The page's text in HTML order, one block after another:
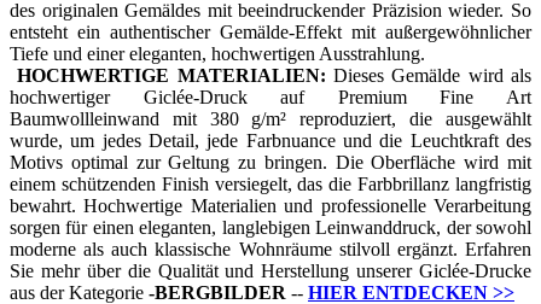
des originalen Gemäldes mit beeindruckender Präzision wieder. So
entsteht ein authentischer Gemälde-Effekt mit außergewöhnlicher
Tiefe und einer eleganten, hochwertigen Ausstrahlung.
HOCHWERTIGE MATERIALIEN: Dieses Gemälde wird als
hochwertiger Giclée-Druck auf Premium Fine Art
Baumwollleinwand mit 380 g/m² reproduziert, die ausgewählt
wurde, um jedes Detail, jede Farbnuance und die Leuchtkraft des
Motivs optimal zur Geltung zu bringen. Die Oberfläche wird mit
einem schützenden Finish versiegelt, das die Farbbrillanz langfristig
bewahrt. Hochwertige Materialien und professionelle Verarbeitung
sorgen für einen eleganten, langlebigen Leinwanddruck, der sowohl
moderne als auch klassische Wohnräume stilvoll ergänzt. Erfahren
Sie mehr über die Qualität und Herstellung unserer Giclée-Drucke
aus der Kategorie -BERGBILDER -- HIER ENTDECKEN >>